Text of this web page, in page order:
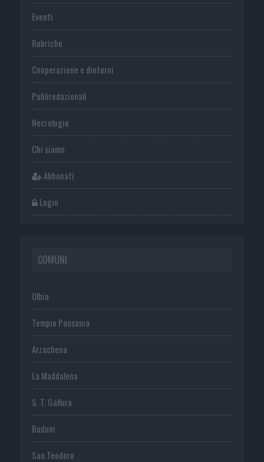
Eventi
Rubriche
Cooperazione e dintorni
Publiredazionali
Necrologie
Chi siamo
Abbonati
Login
COMUNI
Olbia
Tempio Pausania
Arzachena
La Maddalena
S. T. Gallura
Budoni
San Teodoro